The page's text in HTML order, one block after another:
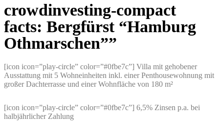
crowdinvesting-compact
facts: Bergfürst “Hamburg
Othmarschen””
[icon icon=”play-circle” color=”#0fbe7c”] Villa mit gehobener
Ausstattung mit 5 Wohneinheiten inkl. einer Penthousewohnung mit
großer Dachterrasse und einer Wohnfläche von 180 m²
[icon icon=”play-circle” color=”#0fbe7c”] 6,5% Zinsen p.a. bei
halbjährlicher Zahlung